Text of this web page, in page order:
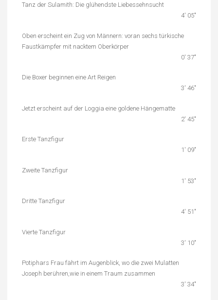
Tanz der Sulamith: Die glühendste Liebessehnsucht
4′ 05″
Oben erscheint ein Zug von Männern: voran sechs türkische
Faustkämpfer mit nacktem Oberkörper
0′ 37″
Die Boxer beginnen eine Art Reigen
3′ 46″
Jetzt erscheint auf der Loggia eine goldene Hängematte
2′ 45″
Erste Tanzfigur
1′ 09″
Zweite Tanzfigur
1′ 53″
Dritte Tanzfigur
4′ 51″
Vierte Tanzfigur
3′ 10″
Potiphars Frau fährt im Augenblick, wo die zwei Mulatten
Joseph berühren,wie in einem Traum zusammen
3′ 34″